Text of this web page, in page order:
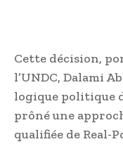
Cette décision,
l’UNDC, Dalami
logique politique
prôné une
qualifiée de Real-